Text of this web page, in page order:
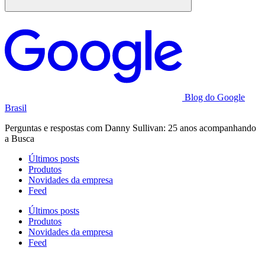
Blog do Google
Brasil
Perguntas e respostas com Danny Sullivan: 25 anos acompanhando
a Busca
Últimos posts
Produtos
Novidades da empresa
Feed
Últimos posts
Produtos
Novidades da empresa
Feed